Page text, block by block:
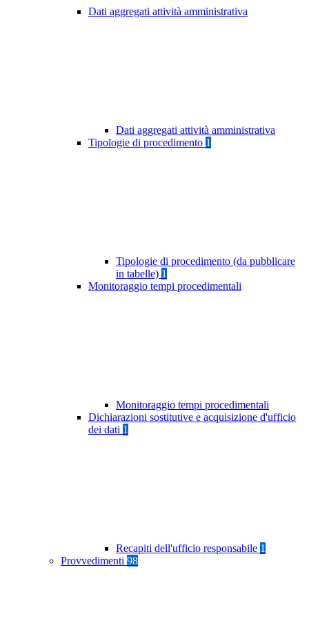
Dati aggregati attività amministrativa
Dati aggregati attività amministrativa
Tipologie di procedimento 1
Tipologie di procedimento (da pubblicare
in tabelle) 1
Monitoraggio tempi procedimentali
Monitoraggio tempi procedimentali
Dichiarazioni sostitutive e acquisizione d'ufficio
dei dati 1
Recapiti dell'ufficio responsabile 1
Provvedimenti 98